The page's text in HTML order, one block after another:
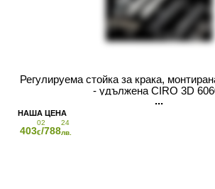
Регулируема стойка за крака,
- удължена CIRO 3D
403
02
€/788
24
лв.